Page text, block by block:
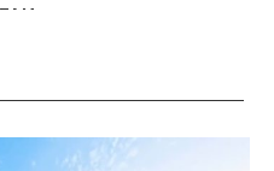
после смертельного